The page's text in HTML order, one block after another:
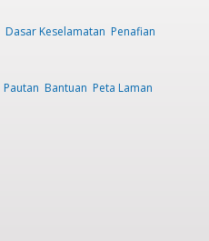
Dasar Keselamatan Penafian
Pautan Bantuan Peta Laman